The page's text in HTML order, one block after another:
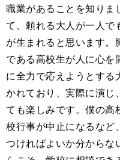
職業があることを知りま
て、頼れる大人が一人で
が生まれると思います。
である高校生が人に心を
に全力で応えようとする
かれており、実際に演じ
ても楽しみです。僕の高
校行事が中止になるなど
つければよいか分からな